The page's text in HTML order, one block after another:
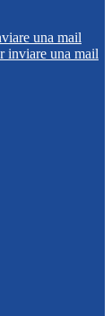
una mail
inviare una mail